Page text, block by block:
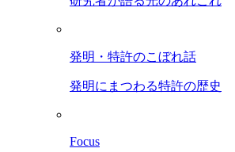
発明・特許のこぼれ話
発明にまつわる特許の歴史
Focus